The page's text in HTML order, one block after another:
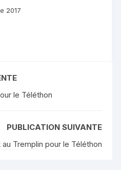
2017
le Téléthon
PUBLICATION SUIVANTE
Tremplin pour le Téléthon